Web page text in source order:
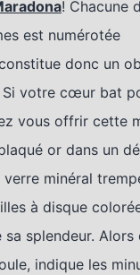
! Chacune
est numérotée
donc un
votre cœur bat
vous offrir cette
or dans un
minéral
à disque
splendeur. Alors
indique les